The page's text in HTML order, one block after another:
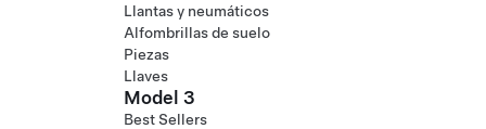
Llantas y neumáticos
Alfombrillas de suelo
Piezas
Llaves
Model 3
Best Sellers